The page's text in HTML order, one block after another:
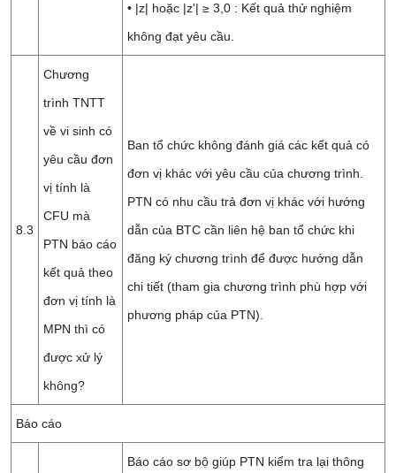
• |z| hoặc |z'| ≥ 3,0 : Kết quả thử nghiệm
không đạt yêu cầu.
8.3
Chương
trình TNTT
về vi sinh có
yêu cầu đơn
vị tính là
CFU mà
PTN báo cáo
kết quả theo
đơn vị tính là
MPN thì có
được xử lý
không?
Ban tổ chức không đánh giá các kết quả có
đơn vị khác với yêu cầu của chương trình.
PTN có nhu cầu trả đơn vị khác với hướng
dẫn của BTC cần liên hệ ban tổ chức khi
đăng ký chương trình để được hướng dẫn
chi tiết (tham gia chương trình phù hợp với
phương pháp của PTN).
Báo cáo
Báo cáo sơ bộ giúp PTN kiểm tra lại thông